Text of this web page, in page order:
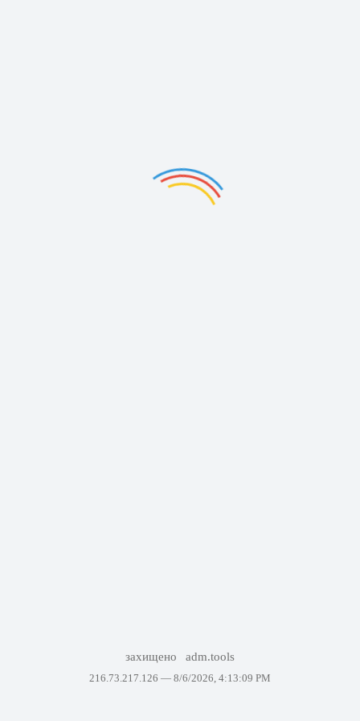
захищено adm.tools
216.73.217.126 — 8/6/2026, 4:13:09 PM